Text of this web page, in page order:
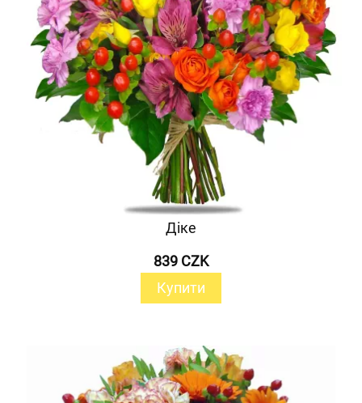
Діке
839 CZK
Купити